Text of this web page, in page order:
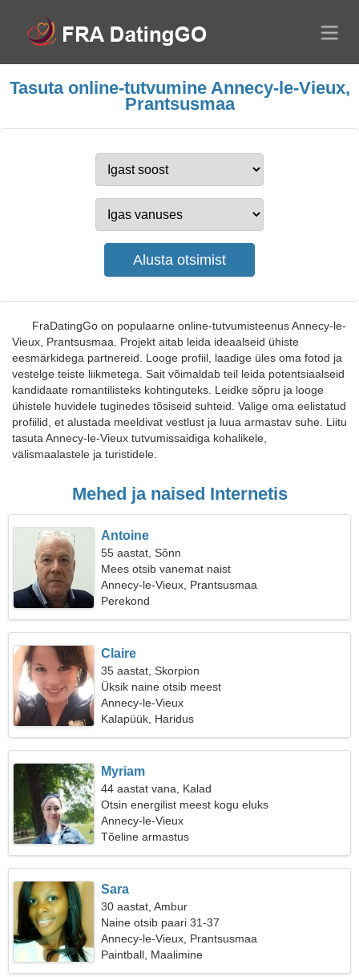
Tasuta online-tutvumine Annecy-le-Vieux,
Prantsusmaa
FraDatingGo on populaarne online-tutvumisteenus Annecy-le-
Vieux, Prantsusmaa. Projekt aitab leida ideaalseid ühiste
eesmärkidega partnereid. Looge profiil, laadige üles oma fotod ja
vestelge teiste liikmetega. Sait võimaldab teil leida potentsiaalseid
kandidaate romantilisteks kohtinguteks. Leidke sõpru ja looge
ühistele huvidele tuginedes tõsiseid suhteid. Valige oma eelistatud
profiilid, et alustada meeldivat vestlust ja luua armastav suhe. Liitu
tasuta Annecy-le-Vieux tutvumissaidiga kohalikele,
välismaalastele ja turistidele.
Mehed ja naised Internetis
Antoine
55 aastat, Sõnn
Mees otsib vanemat naist
Annecy-le-Vieux, Prantsusmaa
Perekond
Claire
35 aastat, Skorpion
Üksik naine otsib meest
Annecy-le-Vieux
Kalapüük, Haridus
Myriam
44 aastat vana, Kalad
Otsin energilist meest kogu eluks
Annecy-le-Vieux
Tõeline armastus
Sara
30 aastat, Ambur
Naine otsib paari 31-37
Annecy-le-Vieux, Prantsusmaa
Paintball, Maalimine